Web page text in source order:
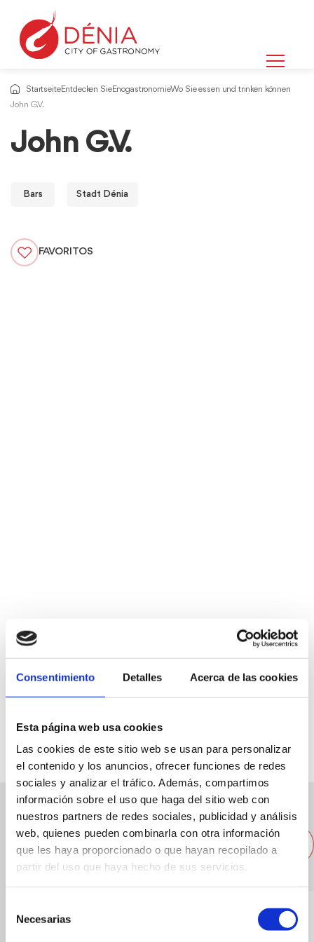
Consentimiento Detalles Acerca de las cookies
Esta página web usa cookies
Las cookies de este sitio web se usan para personalizar
el contenido y los anuncios, ofrecer funciones de redes
sociales y analizar el tráfico. Además, compartimos
información sobre el uso que haga del sitio web con
nuestros partners de redes sociales, publicidad y análisis
web, quienes pueden combinarla con otra información
que les haya proporcionado o que hayan recopilado a
partir del uso que haya hecho de sus servicios.
Necesarias
StartseiteEntdecken SieEnogastronomieWo Sie essen und trinken können
John G.V.
John G.V.
Bars Stadt Dénia
FAVORITOS
Andere nahegelegene
Restaurants